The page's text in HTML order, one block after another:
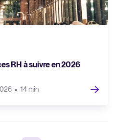
RH à suivre en 2026
14 min